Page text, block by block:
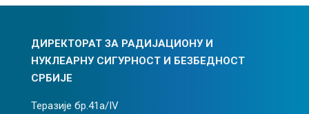
ДИРЕКТОРАТ ЗА РАДИЈАЦИОНУ И
НУКЛЕАРНУ СИГУРНОСТ И БЕЗБЕДНОСТ
СРБИЈЕ
Теразије бр.41а/IV